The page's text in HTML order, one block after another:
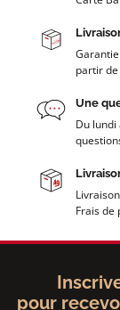
partir
Une
Du lundi
Frais de
pour